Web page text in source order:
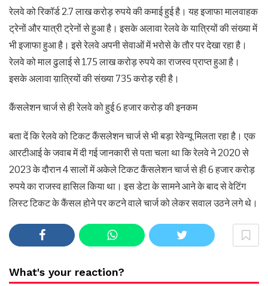
रेलवे को रिकॉर्ड 2.7 लाख करोड़ रुपये की कमाई हुई है। यह इजाफा मालवाहक
ट्रेनों और यात्री ट्रेनों से हुआ है। इसके अलावा रेलवे के यात्रियों की संख्या में
भी इजाफा हुआ है। इसे रेलवे अपनी सेवाओं में भरोसे के तौर पर देखा रहा है।
रेलवे को माल ढुलाई से 1.75 लाख करोड़ रुपये का राजस्व प्राप्त हुआ है।
इसके अलावा य़ात्रियों की संख्या 735 करोड़ रही है।
कैंसलेशन चार्ज से ही रेलवे को हुई 6 हजार करोड़ की इनकम
बता दें कि रेलवे को टिकट कैंसलेशन चार्ज से भी बड़ा रेवेन्यू मिलता रहा है। एक
आरटीआई के जवाब में दी गई जानकारी से पता चला था कि रेलवे ने 2020 से
2023 के दौरान 4 सालों में अकेले टिकट कैंसलेशन चार्ज से ही 6 हजार करोड़
रुपये का राजस्व हासिल किया था। इस डेटा के सामने आने के बाद से वेटिंग
लिस्ट टिकट के कैंसल होने पर कटने वाले चार्ज को लेकर सवाल उठने लगे थे।
What's your reaction?